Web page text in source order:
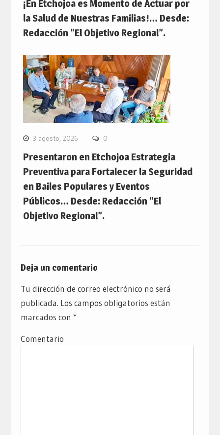
¡En Etchojoa es Momento de Actuar por
la Salud de Nuestras Familias!… Desde:
Redacción “El Objetivo Regional”.
3 agosto, 2026 0
Presentaron en Etchojoa Estrategia
Preventiva para Fortalecer la Seguridad
en Bailes Populares y Eventos
Públicos… Desde: Redacción “El
Objetivo Regional”.
Deja un comentario
Tu dirección de correo electrónico no será
publicada. Los campos obligatorios están
marcados con *
Comentario